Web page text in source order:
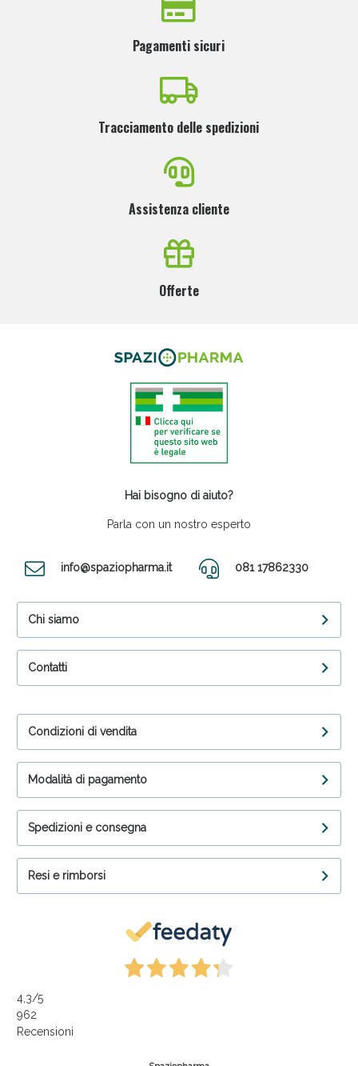
Pagamenti sicuri
Tracciamento delle spedizioni
Assistenza cliente
Offerte
Hai bisogno di aiuto?
Parla con un nostro esperto
info@spaziopharma.it 081 17862330
Chi siamo
Contatti
Condizioni di vendita
Modalità di pagamento
Spedizioni e consegna
Resi e rimborsi
4,3/5
962
Recensioni